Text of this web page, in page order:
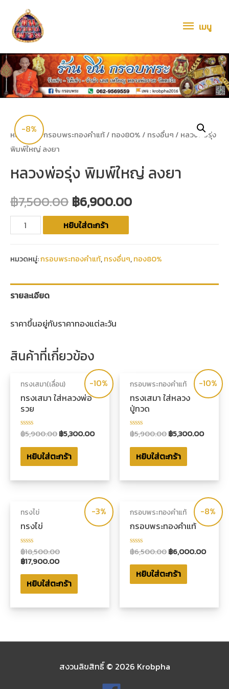
เมนู
-8%
หน้าหลัก /กรอบพระทองคำแท้/ ทอง80% / ทรงอื่นๆ / หลวงพ่อรุ่ง
พิมพ์ใหญ่ ลงยา
หลวงพ่อรุ่ง พิมพ์ใหญ่ ลงยา
฿7,500.00 ฿6,900.00
หยิบใส่ตะกร้า
หมวดหมู่:กรอบพระทองคำแท้,ทรงอื่นๆ,ทอง80%
รายละเอียด
ราคาขึ้นอยู่กับราคาทองแต่ละวัน
สินค้าที่เกี่ยวข้อง
-10%
ทรงเสมา(เลื่อน)
ทรงเสมา ใส่หลวงพ่อ
รวย
ให้
คะแนน
0
ตั้งแต่
5
฿5,900.00฿5,300.00
หยิบใส่ตะกร้า
-10%
กรอบพระทองคำแท้
ทรงเสมา ใส่หลวง
ปู่ทวด
ให้
คะแนน
0
ตั้งแต่
5
฿5,900.00฿5,300.00
หยิบใส่ตะกร้า
-3%
ทรงไข่
ทรงไข่
ให้
คะแนน
0
คะแนน
฿18,500.00
฿17,900.00
หยิบใส่ตะกร้า
-8%
กรอบพระทองคำแท้
กรอบพระทองคำแท้
ให้
คะแนน
0
ตั้งแต่
5
฿6,500.00฿6,000.00
หยิบใส่ตะกร้า
สงวนลิขสิทธิ์ © 2026 Krobpha